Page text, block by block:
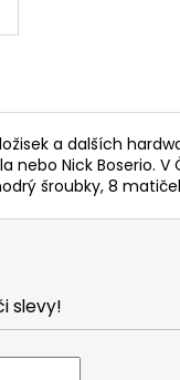
a dalších
nebo Nick Boserio.
šroubky, 8
slevy!